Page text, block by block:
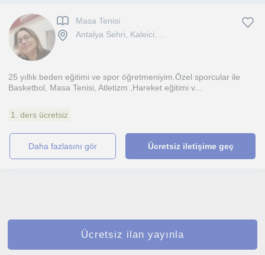
Masa Tenisi
Antalya Sehri, Kaleici, ...
25 yıllık beden eğitimi ve spor öğretmeniyim.Özel sporcular ile
Basketbol, Masa Tenisi, Atletizm ,Hareket eğitimi v...
1. ders ücretsiz
daha fazlasını gör Ücretsiz iletişime geç
Ücretsiz ilan yayınla